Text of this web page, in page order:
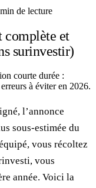
de lecture
complète et
surinvestir)
courte durée :
à éviter en 2026.
l’annonce
sous-estimée du
vous récoltez
vous
année. Voici la